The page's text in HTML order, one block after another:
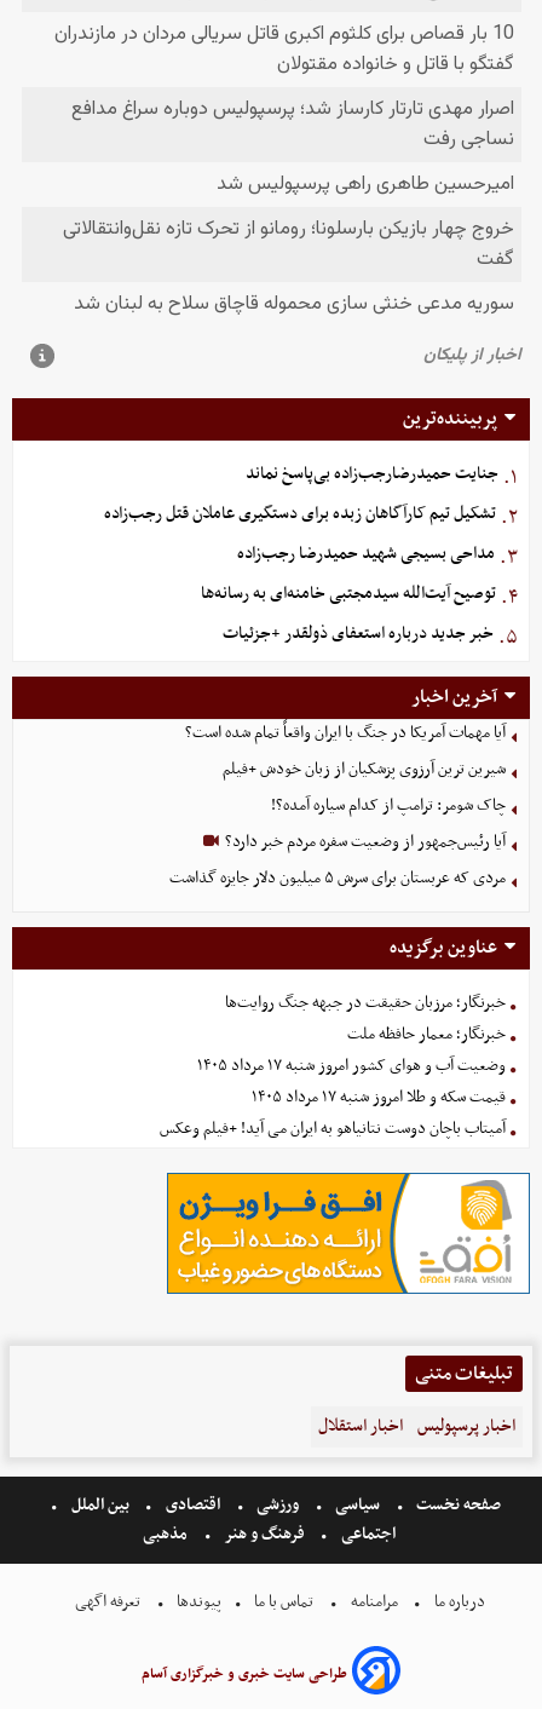
پربیننده‌ترین
۱. جنایت حمیدرضارجب‌زاده بی‌پاسخ نماند
۲. تشکیل تیم کارآگاهان زبده برای دستگیری عاملان قتل رجب‌زاده
۳. مداحی بسیجی شهید حمیدرضا رجب‌زاده
۴. توصیح آیت‌الله سیدمجتبی خامنه‌ای به رسانه‌ها
۵. خبر جدید درباره استعفای ذولقدر +جزئیات
آخرین اخبار
آیا مهمات آمریکا در جنگ با ایران واقعاً تمام شده است؟
شیرین ترین آرزوی پزشکیان از زبان خودش +فیلم
چاک شومر: ترامپ از کدام سیاره آمده؟!
آیا رئیس‌جمهور از وضعیت سفره مردم خبر دارد؟
مردی که عربستان برای سرش ۵ میلیون دلار جایزه گذاشت
عناوین برگزیده
خبرنگار؛ مرزبان حقیقت در جبهه جنگ روایت‌ها
خبرنگار؛ معمار حافظه ملت
وضعیت آب و هوای کشور امروز شنبه ۱۷ مرداد ۱۴۰۵
قیمت سکه و طلا امروز شنبه ۱۷ مرداد ۱۴۰۵
آمیتاب باچان دوست نتانیاهو به ایران می آید! +فیلم وعکس
تبلیغات متنی
اخبار پرسپولیس اخبار استقلال
صفحه نخست سیاسی ورزشی اقتصادی
بین الملل
اجتماعی
فرهنگ و هنر مذهبی
درباره ما مرامنامه تماس با ما پیوندها تعرفه اگهی
طراحی سایت خبری و خبرگزاری آسام